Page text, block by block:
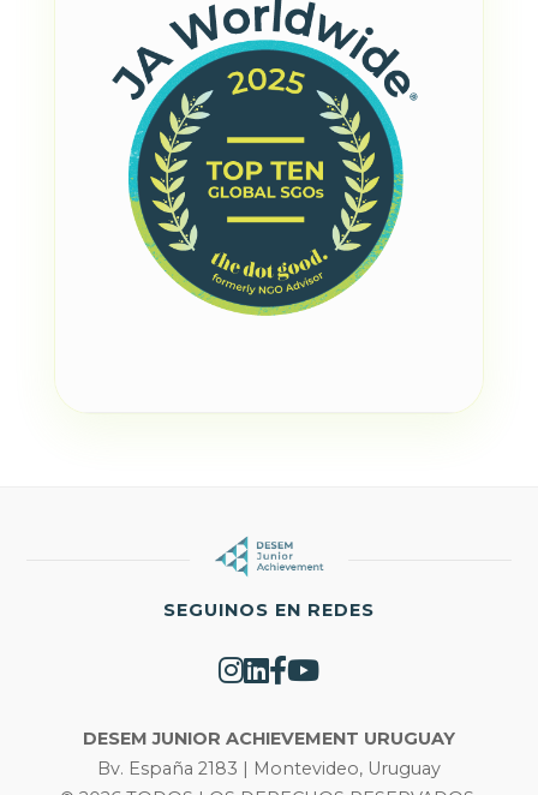
SEGUINOS EN REDES
DESEM JUNIOR ACHIEVEMENT URUGUAY
Bv. España 2183 | Montevideo, Uruguay